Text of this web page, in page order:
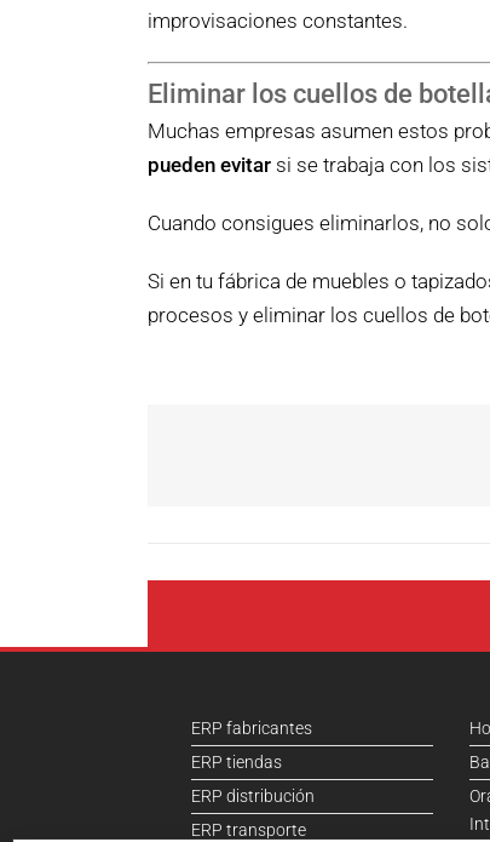
improvisaciones constantes.
Eliminar los cuellos de
Muchas empresas asumen estos
pueden evitar si se trabaja con los
Cuando consigues eliminarlos, no
Si en tu fábrica de muebles o
procesos y eliminar los cuellos de
ERP fabricantes
ERP tiendas
ERP distribución
ERP transporte